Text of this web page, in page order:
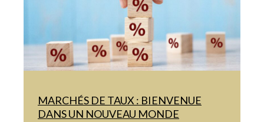
MARCHÉS DE TAUX : BIENVENUE
DANS UN NOUVEAU MONDE